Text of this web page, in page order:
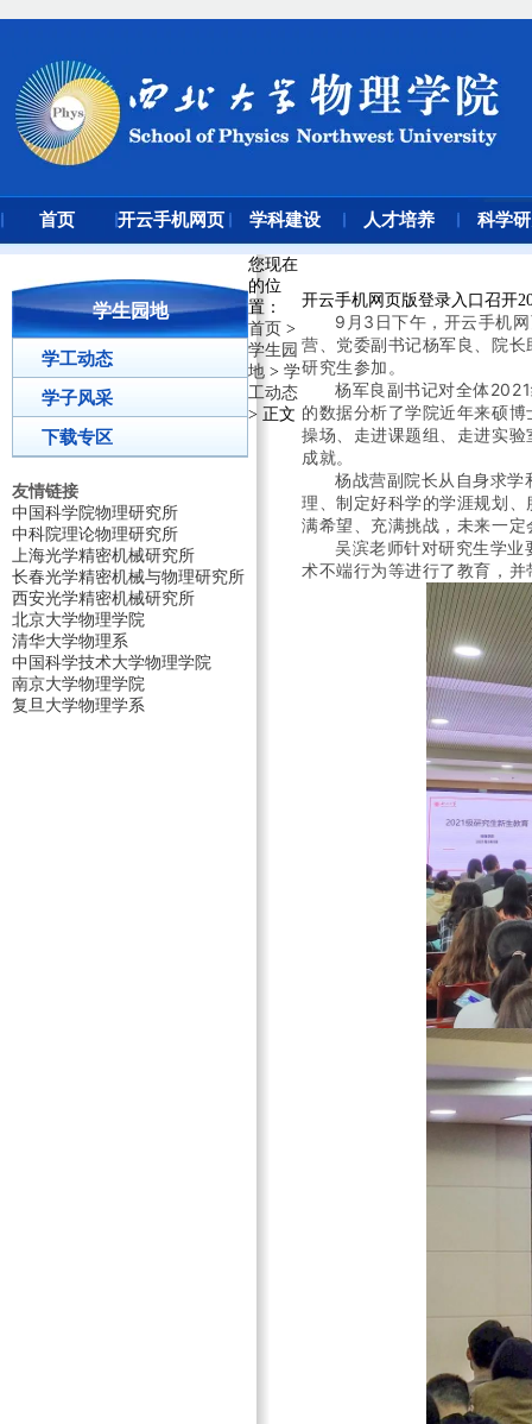
开云手机网页版登录入口召开
9月3日下午，开云手机
营、党委副书记杨军良、院
研究生参加。
杨军良副书记对全体
的数据分析了学院近年来硕
操场、走进课题组、走进实
成就。
杨战营副院长从自身求
理、制定好科学的学涯规划
满希望、充满挑战，未来一
吴滨老师针对研究生学
术不端行为等进行了教育，
学生园地
学工动态
学子风采
下载专区
友情链接
中国科学院物理研究所
中科院理论物理研究所
上海光学精密机械研究所
长春光学精密机械与物理研究所
西安光学精密机械研究所
北京大学物理学院
清华大学物理系
中国科学技术大学物理学院
南京大学物理学院
复旦大学物理学系
您现在
的位
置 ：
首页 >
学生园
地 > 学
工动态
> 正文
首页 开云手机网页 学科建设 人才培养 科学